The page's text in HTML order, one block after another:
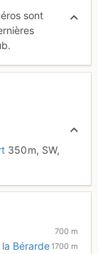
sont
350 m, SW,
700 m
Bérarde1700 m